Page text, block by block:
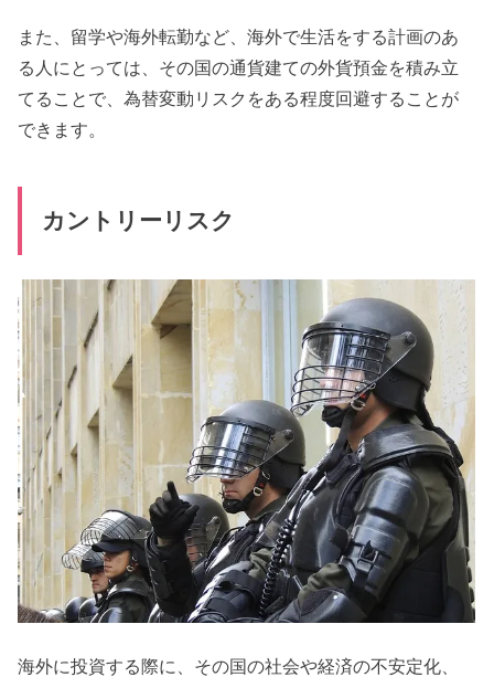
また、留学や海外転勤など、海外で生活をする計画のあ
る人にとっては、その国の通貨建ての外貨預金を積み立
てることで、為替変動リスクをある程度回避することが
できます。
カントリーリスク
海外に投資する際に、その国の社会や経済の不安定化、